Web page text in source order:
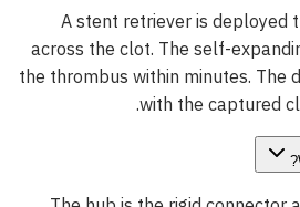
A stent retriever is deployed
across the clot. The self-
the thrombus within minutes. The
with the captured